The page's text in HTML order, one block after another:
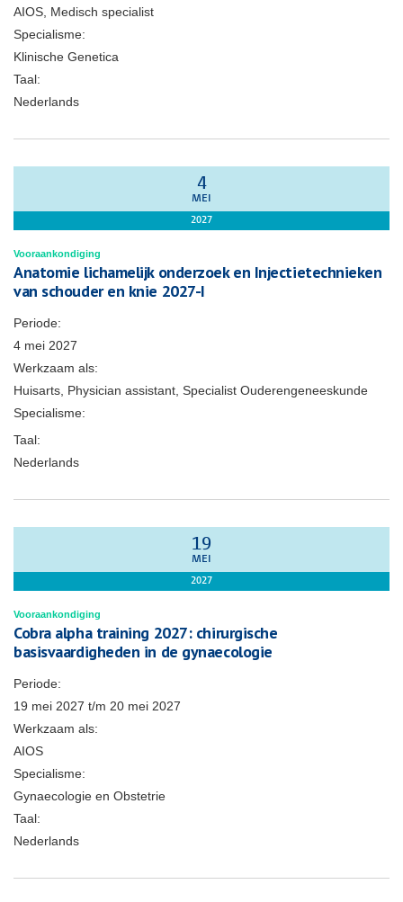
AIOS, Medisch specialist
Specialisme:
Klinische Genetica
Taal:
Nederlands
4
MEI
2027
Vooraankondiging
Anatomie lichamelijk onderzoek en Injectietechnieken
van schouder en knie 2027-I
Periode:
4 mei 2027
Werkzaam als:
Huisarts, Physician assistant, Specialist Ouderengeneeskunde
Specialisme:
Taal:
Nederlands
19
MEI
2027
Vooraankondiging
Cobra alpha training 2027: chirurgische
basisvaardigheden in de gynaecologie
Periode:
19 mei 2027 t/m 20 mei 2027
Werkzaam als:
AIOS
Specialisme:
Gynaecologie en Obstetrie
Taal:
Nederlands